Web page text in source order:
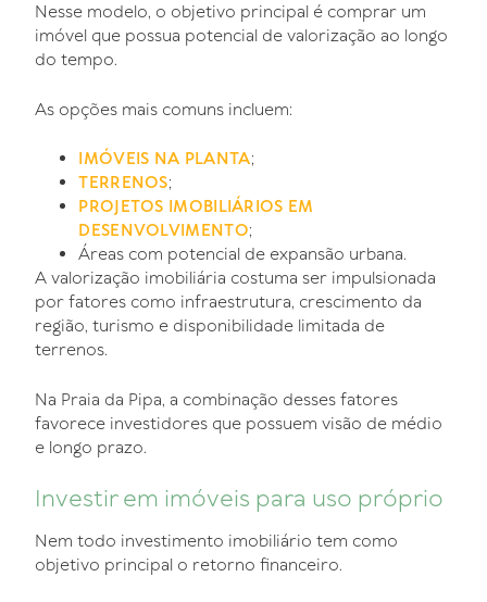
Nesse modelo, o objetivo principal é comprar um
imóvel que possua potencial de valorização ao longo
do tempo.
As opções mais comuns incluem:
IMÓVEIS NA PLANTA;
TERRENOS;
PROJETOS IMOBILIÁRIOS EM
DESENVOLVIMENTO;
Áreas com potencial de expansão urbana.
A valorização imobiliária costuma ser impulsionada
por fatores como infraestrutura, crescimento da
região, turismo e disponibilidade limitada de
terrenos.
Na Praia da Pipa, a combinação desses fatores
favorece investidores que possuem visão de médio
e longo prazo.
Investir em imóveis para uso próprio
Nem todo investimento imobiliário tem como
objetivo principal o retorno financeiro.